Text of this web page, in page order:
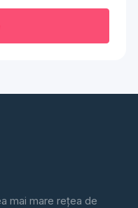
mai mare rețea de